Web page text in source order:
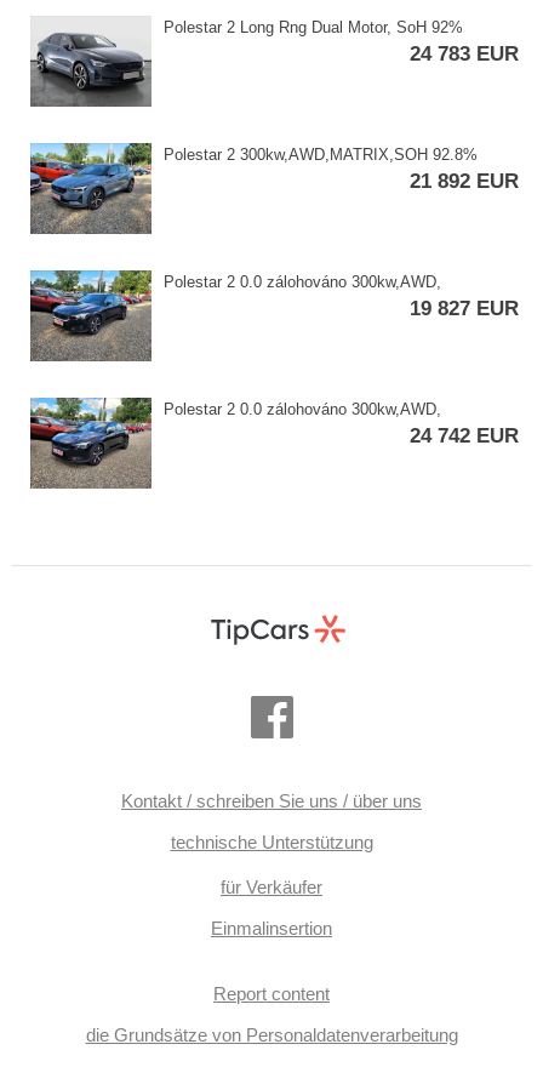
Polestar 2 Long Rng Dual Motor,​ SoH 92%
24 783 EUR
Polestar 2 300kw,​AWD,​MATRIX,​SOH 92.8%
21 892 EUR
Polestar 2 0.0 zálohováno 300kw,​AWD,​
19 827 EUR
Polestar 2 0.0 zálohováno 300kw,​AWD,​
24 742 EUR
Kontakt / schreiben Sie uns / über uns
technische Unterstützung
für Verkäufer
Einmalinsertion
Report content
die Grundsätze von Personaldatenverarbeitung